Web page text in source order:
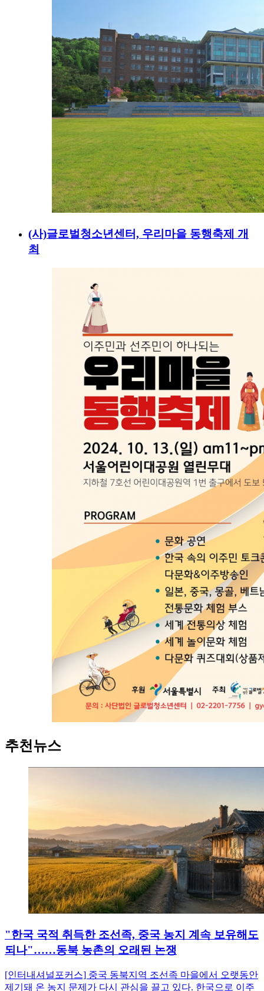
(사)글로벌청소년센터, 우리마을 동행축제 개
최
추천뉴스
"한국 국적 취득한 조선족, 중국 농지 계속 보유해도
되나"……동북 농촌의 오래된 논쟁
[인터내셔널포커스] 중국 동북지역 조선족 마을에서 오랫동안
제기돼 온 농지 문제가 다시 관심을 끌고 있다. 한국으로 이주